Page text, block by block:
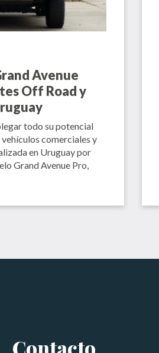
Avenue
Off Road y
todo su potencial
comerciales y
en Uruguay por
Grand Avenue Pro,